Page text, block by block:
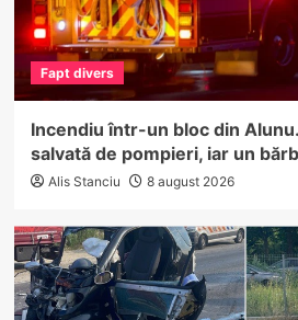
Fapt divers
Incendiu într-un bloc din
salvată de pompieri, iar un
Alis Stanciu 8 august 2026